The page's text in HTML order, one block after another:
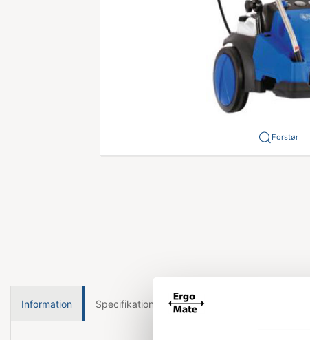
Forstør
Information Specifikationer